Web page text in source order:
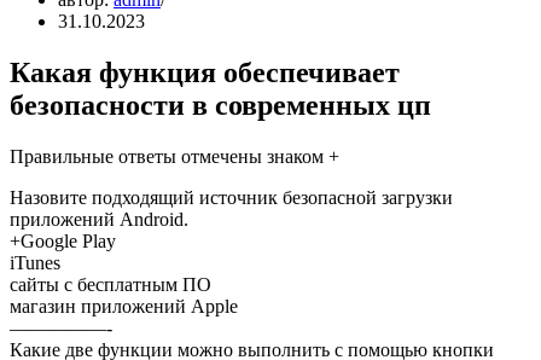
31.10.2023
Какая функция обеспечивает
безопасности в современных цп
Правильные ответы отмечены знаком +
Назовите подходящий источник безопасной загрузки
приложений Android.
+Google Play
iTunes
сайты с бесплатным ПО
магазин приложений Apple
—————-
Какие две функции можно выполнить с помощью кнопки